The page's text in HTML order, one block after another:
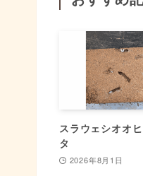
スラウェシオオ
タ
2026年8月1日